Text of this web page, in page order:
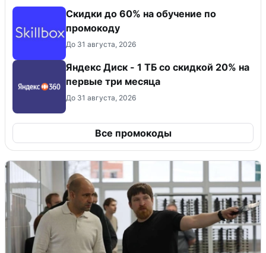
Скидки до 60% на обучение по
промокоду
До 31 августа, 2026
Яндекс Диск - 1 ТБ со скидкой 20% на
первые три месяца
До 31 августа, 2026
Все промокоды